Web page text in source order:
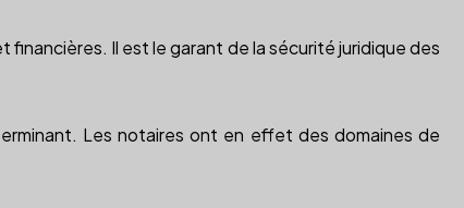
Il est le garant de la sécurité juridique des
Les notaires ont en effet des domaines de